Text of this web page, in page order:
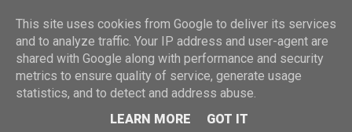
MENU
This site uses cookies from Google to deliver its services
and to analyze traffic. Your IP address and user-agent are
shared with Google along with performance and security
metrics to ensure quality of service, generate usage
statistics, and to detect and address abuse.
LEARN MORE
GOT IT